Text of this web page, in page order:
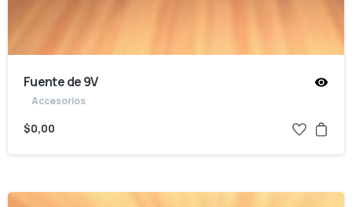
Fuente de 9V
Accesorios
$0,00